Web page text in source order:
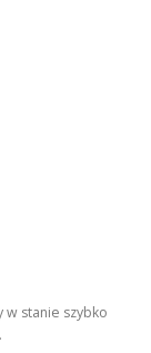
w stanie szybko